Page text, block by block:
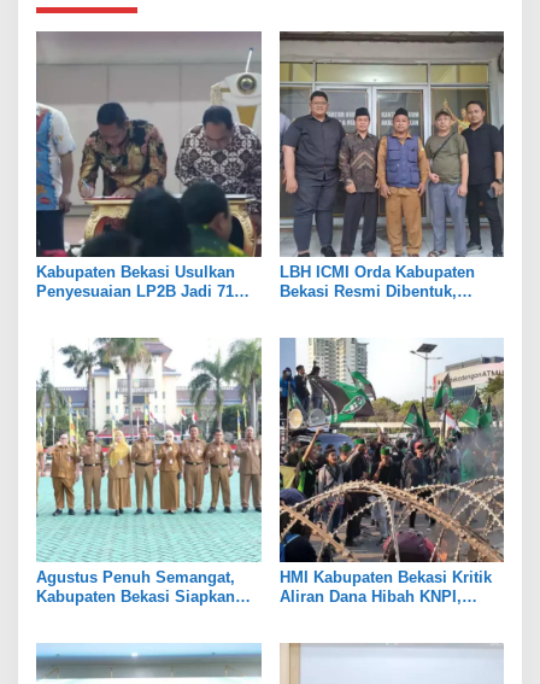
Kabupaten Bekasi Usulkan
Penyesuaian LP2B Jadi 71
LBH ICMI Orda Kabupaten
Bekasi Resmi Dibentuk,
Agustus Penuh Semangat,
Kabupaten Bekasi Siapkan
HMI Kabupaten Bekasi Kritik
Aliran Dana Hibah KNPI,